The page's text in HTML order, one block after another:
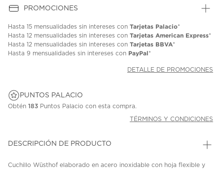
PROMOCIONES
Hasta 15 mensualidades sin intereses con Tarjetas Palacio*
Hasta 12 mensualidades sin intereses con Tarjetas American Express*
Hasta 12 mensualidades sin intereses con Tarjetas BBVA*
Hasta 9 mensualidades sin intereses con PayPal*
DETALLE DE PROMOCIONES
PUNTOS PALACIO
Obtén 183 Puntos Palacio con esta compra.
TÉRMINOS Y CONDICIONES
DESCRIPCIÓN DE PRODUCTO
Cuchillo Wüsthof elaborado en acero inoxidable con hoja flexible y